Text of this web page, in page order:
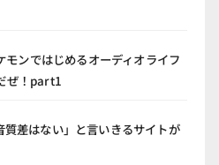
ンではじめるオーディオライフ
ぜ！part1
質差はない」と言いきるサイトが